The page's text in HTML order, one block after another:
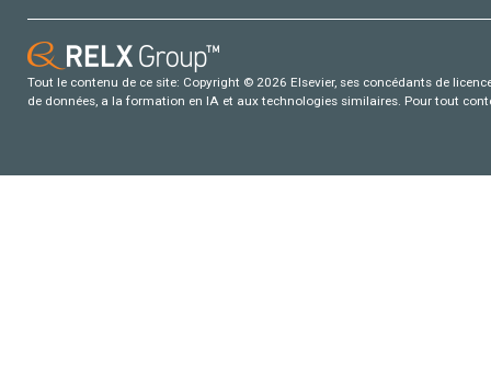
Tout le contenu de ce site: Copyright © 2026 Elsevier, ses concédants de
de données, a la formation en IA et aux technologies similaires. Pour tout